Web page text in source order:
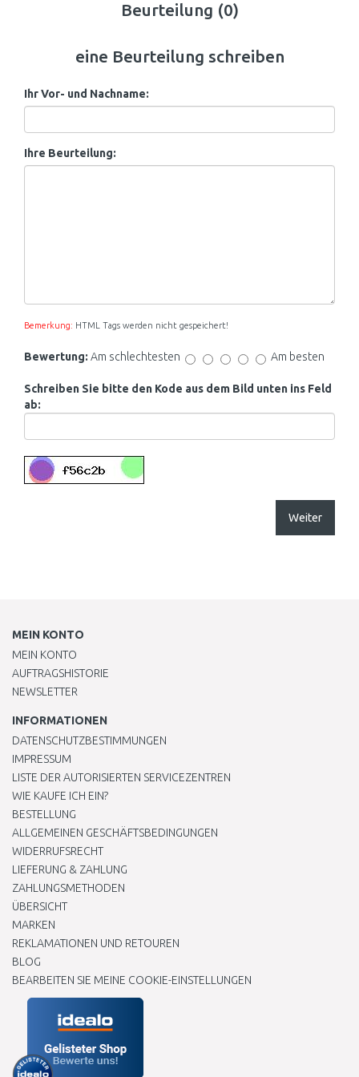
Beurteilung (0)
eine Beurteilung schreiben
Ihr Vor- und Nachname:
Ihre Beurteilung:
Bemerkung: HTML Tags werden nicht gespeichert!
Bewertung: Am schlechtesten Am besten
Schreiben Sie bitte den Kode aus dem Bild unten ins Feld
ab:
Weiter
MEIN KONTO
MEIN KONTO
AUFTRAGSHISTORIE
NEWSLETTER
INFORMATIONEN
DATENSCHUTZBESTIMMUNGEN
IMPRESSUM
LISTE DER AUTORISIERTEN SERVICEZENTREN
WIE KAUFE ICH EIN?
BESTELLUNG
ALLGEMEINEN GESCHÄFTSBEDINGUNGEN
WIDERRUFSRECHT
LIEFERUNG & ZAHLUNG
ZAHLUNGSMETHODEN
ÜBERSICHT
MARKEN
REKLAMATIONEN UND RETOUREN
BLOG
BEARBEITEN SIE MEINE COOKIE-EINSTELLUNGEN